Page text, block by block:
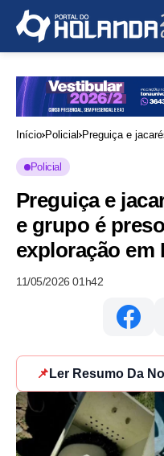
Início Policial Preguiça e
Policial
Preguiça e
e grupo é
exploração em
11/05/2026 01h42
📌 Ler Resumo Da